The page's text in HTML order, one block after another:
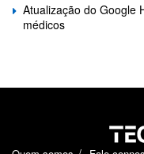
Atualização do Google
médicos